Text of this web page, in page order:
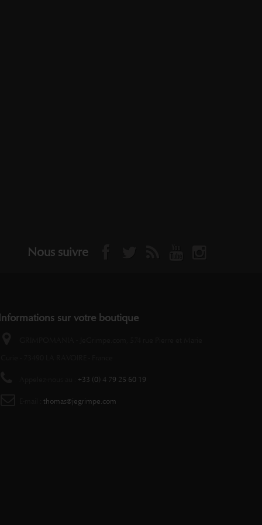
Nous suivre
Informations sur votre boutique
+33 (0) 4 79 25 60 19
thomas@jegrimpe.com